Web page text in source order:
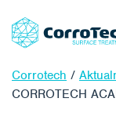
Corrotech /
CORROTECH